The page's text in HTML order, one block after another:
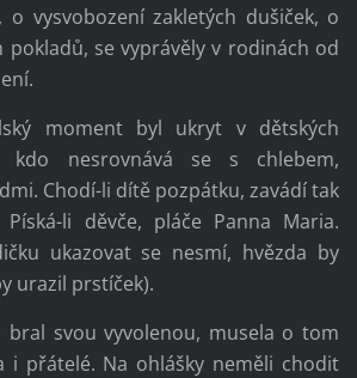
o vysvobození zakletých dušiček, o
pokladů, se vyprávěly v rodinách od
moment byl ukryt v dětských
kdo nesrovnává se s chlebem,
Chodí-li dítě pozpátku, zavádí tak
li děvče, pláče Panna Maria.
ukazovat se nesmí, hvězda by
urazil prstíček).
bral svou vyvolenou, musela o tom
i přátelé. Na ohlášky neměli chodit